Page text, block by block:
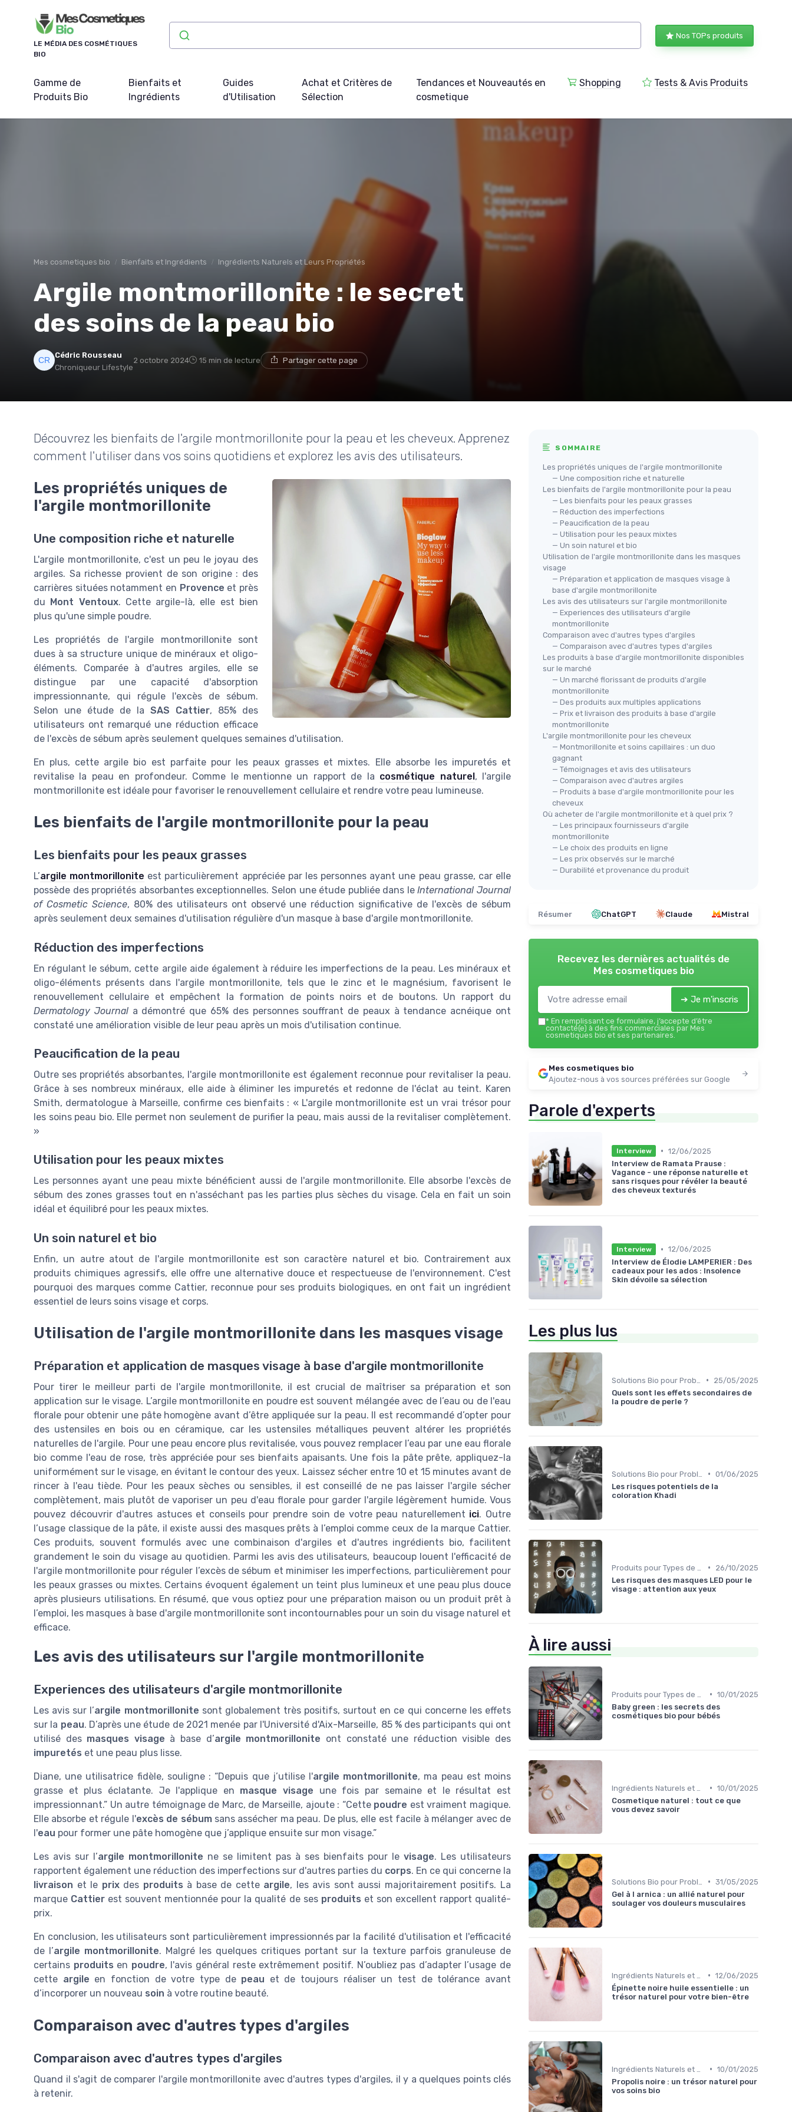
LE MÉDIA DES COSMÉTIQUES
BIO
Nos TOPs produits
Gamme de
Produits Bio
Bienfaits et
Ingrédients
Guides
d'Utilisation
Achat et Critères de
Sélection
Tendances et Nouveautés en
cosmetique
Shopping Tests & Avis Produits
Mes cosmetiques bio Bienfaits et Ingrédients Ingrédients Naturels et Leurs Propriétés
Argile montmorillonite : le secret
des soins de la peau bio
Cédric Rousseau
Chroniqueur Lifestyle
2 octobre 2024 15 min de lecture Partager cette page
Découvrez les bienfaits de l'argile montmorillonite pour la peau et les cheveux. Apprenez
comment l'utiliser dans vos soins quotidiens et explorez les avis des utilisateurs.
Les propriétés uniques de
l'argile montmorillonite
Une composition riche et naturelle
L'argile montmorillonite, c'est un peu le joyau des
argiles. Sa richesse provient de son origine : des
carrières situées notamment en Provence et près
du Mont Ventoux. Cette argile-là, elle est bien
plus qu'une simple poudre.
Les propriétés de l'argile montmorillonite sont
dues à sa structure unique de minéraux et oligo-
éléments. Comparée à d'autres argiles, elle se
distingue par une capacité d'absorption
impressionnante, qui régule l'excès de sébum.
Selon une étude de la SAS Cattier, 85% des
utilisateurs ont remarqué une réduction efficace
de l'excès de sébum après seulement quelques semaines d'utilisation.
En plus, cette argile bio est parfaite pour les peaux grasses et mixtes. Elle absorbe les impuretés et
revitalise la peau en profondeur. Comme le mentionne un rapport de la cosmétique naturel, l'argile
montmorillonite est idéale pour favoriser le renouvellement cellulaire et rendre votre peau lumineuse.
Les bienfaits de l'argile montmorillonite pour la peau
Les bienfaits pour les peaux grasses
L’argile montmorillonite est particulièrement appréciée par les personnes ayant une peau grasse, car elle
possède des propriétés absorbantes exceptionnelles. Selon une étude publiée dans leInternational Journal
of Cosmetic Science, 80% des utilisateurs ont observé une réduction significative de l'excès de sébum
après seulement deux semaines d'utilisation régulière d'un masque à base d'argile montmorillonite.
Réduction des imperfections
En régulant le sébum, cette argile aide également à réduire les imperfections de la peau. Les minéraux et
oligo-éléments présents dans l'argile montmorillonite, tels que le zinc et le magnésium, favorisent le
renouvellement cellulaire et empêchent la formation de points noirs et de boutons. Un rapport du
Dermatology Journala démontré que 65% des personnes souffrant de peaux à tendance acnéique ont
constaté une amélioration visible de leur peau après un mois d'utilisation continue.
Peaucification de la peau
Outre ses propriétés absorbantes, l'argile montmorillonite est également reconnue pour revitaliser la peau.
Grâce à ses nombreux minéraux, elle aide à éliminer les impuretés et redonne de l'éclat au teint. Karen
Smith, dermatologue à Marseille, confirme ces bienfaits : « L'argile montmorillonite est un vrai trésor pour
les soins peau bio. Elle permet non seulement de purifier la peau, mais aussi de la revitaliser complètement.
»
Utilisation pour les peaux mixtes
Les personnes ayant une peau mixte bénéficient aussi de l'argile montmorillonite. Elle absorbe l'excès de
sébum des zones grasses tout en n'asséchant pas les parties plus sèches du visage. Cela en fait un soin
idéal et équilibré pour les peaux mixtes.
Un soin naturel et bio
Enfin, un autre atout de l'argile montmorillonite est son caractère naturel et bio. Contrairement aux
produits chimiques agressifs, elle offre une alternative douce et respectueuse de l'environnement. C'est
pourquoi des marques comme Cattier, reconnue pour ses produits biologiques, en ont fait un ingrédient
essentiel de leurs soins visage et corps.
Utilisation de l'argile montmorillonite dans les masques visage
Préparation et application de masques visage à base d'argile montmorillonite
Pour tirer le meilleur parti de l'argile montmorillonite, il est crucial de maîtriser sa préparation et son
application sur le visage. L’argile montmorillonite en poudre est souvent mélangée avec de l’eau ou de l'eau
florale pour obtenir une pâte homogène avant d’être appliquée sur la peau. Il est recommandé d’opter pour
des ustensiles en bois ou en céramique, car les ustensiles métalliques peuvent altérer les propriétés
naturelles de l'argile. Pour une peau encore plus revitalisée, vous pouvez remplacer l’eau par une eau florale
bio comme l'eau de rose, très appréciée pour ses bienfaits apaisants. Une fois la pâte prête, appliquez-la
uniformément sur le visage, en évitant le contour des yeux. Laissez sécher entre 10 et 15 minutes avant de
rincer à l'eau tiède. Pour les peaux sèches ou sensibles, il est conseillé de ne pas laisser l'argile sécher
complètement, mais plutôt de vaporiser un peu d'eau florale pour garder l'argile légèrement humide. Vous
pouvez découvrir d'autres astuces et conseils pour prendre soin de votre peau naturellement ici. Outre
l’usage classique de la pâte, il existe aussi des masques prêts à l’emploi comme ceux de la marque Cattier.
Ces produits, souvent formulés avec une combinaison d'argiles et d'autres ingrédients bio, facilitent
grandement le soin du visage au quotidien. Parmi les avis des utilisateurs, beaucoup louent l'efficacité de
l'argile montmorillonite pour réguler l’excès de sébum et minimiser les imperfections, particulièrement pour
les peaux grasses ou mixtes. Certains évoquent également un teint plus lumineux et une peau plus douce
après plusieurs utilisations. En résumé, que vous optiez pour une préparation maison ou un produit prêt à
l’emploi, les masques à base d'argile montmorillonite sont incontournables pour un soin du visage naturel et
efficace.
Les avis des utilisateurs sur l'argile montmorillonite
Experiences des utilisateurs d'argile montmorillonite
Les avis sur l’argile montmorillonite sont globalement très positifs, surtout en ce qui concerne les effets
sur la peau. D’après une étude de 2021 menée par l'Université d'Aix-Marseille, 85 % des participants qui ont
utilisé des masques visage à base d’argile montmorillonite ont constaté une réduction visible des
impuretés et une peau plus lisse.
Diane, une utilisatrice fidèle, souligne : “Depuis que j’utilise l'argile montmorillonite, ma peau est moins
grasse et plus éclatante. Je l'applique en masque visage une fois par semaine et le résultat est
impressionnant.” Un autre témoignage de Marc, de Marseille, ajoute : “Cette poudre est vraiment magique.
Elle absorbe et régule l'excès de sébumsans assécher ma peau. De plus, elle est facile à mélanger avec de
l'eau pour former une pâte homogène que j’applique ensuite sur mon visage.”
Les avis sur l’argile montmorillonite ne se limitent pas à ses bienfaits pour le visage. Les utilisateurs
rapportent également une réduction des imperfections sur d'autres parties du corps. En ce qui concerne la
livraison et le prixdes produits à base de cette argile, les avis sont aussi majoritairement positifs. La
marque Cattier est souvent mentionnée pour la qualité de ses produits et son excellent rapport qualité-
prix.
En conclusion, les utilisateurs sont particulièrement impressionnés par la facilité d'utilisation et l'efficacité
de l’argile montmorillonite. Malgré les quelques critiques portant sur la texture parfois granuleuse de
certains produits en poudre, l'avis général reste extrêmement positif. N’oubliez pas d’adapter l’usage de
cette argile en fonction de votre type de peau et de toujours réaliser un test de tolérance avant
d’incorporer un nouveau soin à votre routine beauté.
Comparaison avec d'autres types d'argiles
Comparaison avec d'autres types d'argiles
Quand il s'agit de comparer l'argile montmorillonite avec d'autres types d'argiles, il y a quelques points clés
à retenir.
SOMMAIRE
Les propriétés uniques de l'argile montmorillonite
— Une composition riche et naturelle
Les bienfaits de l'argile montmorillonite pour la peau
— Les bienfaits pour les peaux grasses
— Réduction des imperfections
— Peaucification de la peau
— Utilisation pour les peaux mixtes
— Un soin naturel et bio
Utilisation de l'argile montmorillonite dans les masques
visage
— Préparation et application de masques visage à
base d'argile montmorillonite
Les avis des utilisateurs sur l'argile montmorillonite
— Experiences des utilisateurs d'argile
montmorillonite
Comparaison avec d'autres types d'argiles
— Comparaison avec d'autres types d'argiles
Les produits à base d'argile montmorillonite disponibles
sur le marché
— Un marché florissant de produits d'argile
montmorillonite
— Des produits aux multiples applications
— Prix et livraison des produits à base d'argile
montmorillonite
L'argile montmorillonite pour les cheveux
— Montmorillonite et soins capillaires : un duo
gagnant
— Témoignages et avis des utilisateurs
— Comparaison avec d'autres argiles
— Produits à base d'argile montmorillonite pour les
cheveux
Où acheter de l'argile montmorillonite et à quel prix ?
— Les principaux fournisseurs d'argile
montmorillonite
— Le choix des produits en ligne
— Les prix observés sur le marché
— Durabilité et provenance du produit
Résumer ChatGPT Claude Mistral
Recevez les dernières actualités de
Mes cosmetiques bio
➔ Je m'inscris
* En remplissant ce formulaire, j’accepte d’être
contacté(e) à des fins commerciales par Mes
cosmetiques bio et ses partenaires.
Mes cosmetiques bio
Ajoutez-nous à vos sources préférées sur Google
Parole d'experts
Interview • 12/06/2025
Interview de Ramata Prause :
Vagance - une réponse naturelle et
sans risques pour révéler la beauté
des cheveux texturés
Interview • 12/06/2025
Interview de Élodie LAMPERIER : Des
cadeaux pour les ados : Insolence
Skin dévoile sa sélection
Les plus lus
•
25/05/2025
Quels sont les effets secondaires de
la poudre de perle ?
• 01/06/2025
Les risques potentiels de la
coloration Khadi
•
26/10/2025
Les risques des masques LED pour le
visage : attention aux yeux
À lire aussi
• 10/01/2025
Baby green : les secrets des
cosmétiques bio pour bébés
• 10/01/2025
Cosmetique naturel : tout ce que
vous devez savoir
• 31/05/2025
Gel à l arnica : un allié naturel pour
soulager vos douleurs musculaires
• 12/06/2025
Épinette noire huile essentielle : un
trésor naturel pour votre bien-être
• 10/01/2025
Propolis noire : un trésor naturel pour
vos soins bio